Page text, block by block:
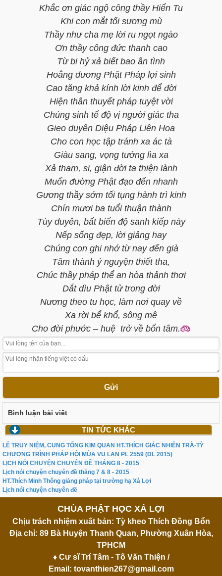
Khắc ơn giác ngộ công thầy Hiển Tu
Khi con mắt tối sương mù
Thầy như cha mẹ lời ru ngọt ngào
Ơn thầy công đức thanh cao
Từ bi hỷ xả biết bao ân tình
Hoằng dương Phật Pháp lợi sinh
Cao tăng khả kính lời kinh để đời
Hiện thân thuyết pháp tuyệt vời
Chúng sinh tế độ vị người giác tha
Gieo duyên Diệu Pháp Liên Hoa
Cho con học tập tránh xa ác tà
Giàu sang, vọng tưởng lìa xa
Xả tham, si, giận đời ta thiện lành
Muốn đường Phật đạo đến nhanh
Gương thầy sớm tối tụng hành trì kinh
Chín mươi ba tuổi thuận thành
Tùy duyên, bất biến độ sanh kiếp này
Nếp sống đẹp, lời giảng hay
Chúng con ghi nhớ từ nay đến già
Tâm thành ý nguyện thiết tha,
Chúc thầy pháp thể an hòa thảnh thơi
Dắt dìu Phật tử trong đời
Nương theo tu học, làm nơi quay về
Xa rời bể khổ, sông mê
Cho đời phước – huệ trở về bổn tâm.
Gửi
Bình luận bài viết
TIN TỨC KHÁC
LỄ TRUY NIỆM, CUNG TỐNG KIM QUAN HT.THÍCH GIÁC NHIÊN TRÀ-TỲ
CHƯƠNG TRÌNH PHÁP HỘI MÙA VU LAN PL 2559 (DL 2015)
LỊCH NÓI CHUYỆN CHUYÊN ĐỀ THÁNG 8 - 2015
Lịch nói chuyện chuyên đề tháng 7 & 8 - 2015
HT.Thích Minh Thông giảng pháp tại trường hạ Xá Lợi
Lịch nói chuyện chuyên đề
CHÙA PHẬT HỌC XÁ LỢI
Chịu trách nhiệm xuất bản: Tỳ kheo Thích Đồng Bổn
Địa chỉ: 89 Bà Huyện Thanh Quan, Phường Xuân Hòa,
TPHCM
♦ Cư sĩ Trí Tâm - Tô Văn Thiện /
Email: tovanthien267@gmail.com